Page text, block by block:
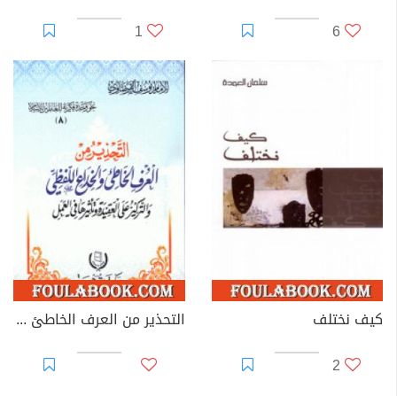
6
1
كيف نختلف
2
التحذير من العرف الخاطئ والخداع اللفظي